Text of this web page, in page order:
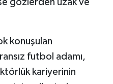
konuşulan
futbol adamı,
kariyerinin